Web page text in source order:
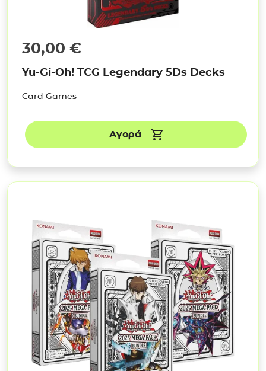
30,00 €
Yu-Gi-Oh! TCG Legendary 5Ds Decks
Card Games
Αγορά